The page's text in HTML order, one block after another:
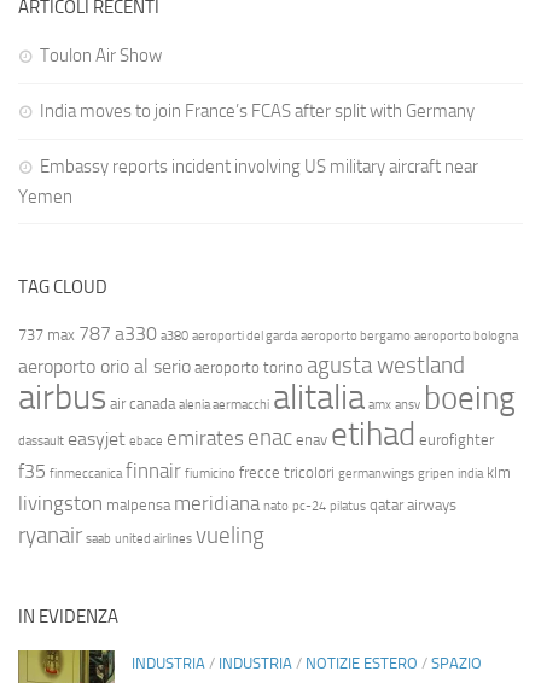
ARTICOLI RECENTI
Toulon Air Show
India moves to join France’s FCAS after split with Germany
Embassy reports incident involving US military aircraft near
Yemen
TAG CLOUD
737 max 787 a330 a380 aeroporti del garda aeroporto bergamo aeroporto bologna
aeroporto orio al serio aeroporto torino agusta westland
airbus air canada alenia aermacchi alitalia amx ansv boeing
dassault easyjet ebace emirates enac enav etihad eurofighter
f35 finmeccanica finnair fiumicino frecce tricolori germanwings gripen india klm
livingston malpensa meridiana nato pc-24 pilatus qatar airways
ryanair saab united airlines vueling
IN EVIDENZA
INDUSTRIA / INDUSTRIA / NOTIZIE ESTERO / SPAZIO